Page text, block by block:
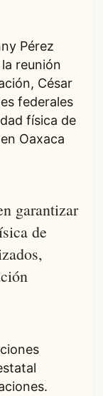
Pérez
reunión
César
federales
física de
Oaxaca
garantizar
de